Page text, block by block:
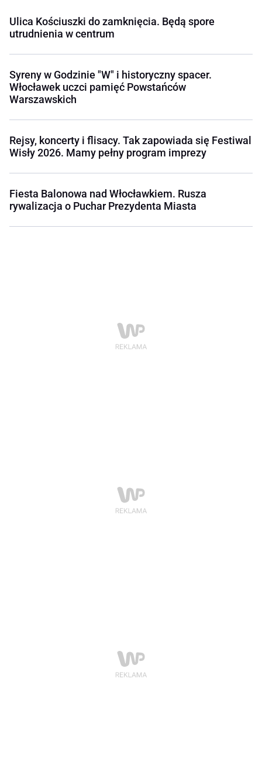
Ulica Kościuszki do zamknięcia. Będą spore
utrudnienia w centrum
Syreny w Godzinie "W" i historyczny spacer.
Włocławek uczci pamięć Powstańców
Warszawskich
Rejsy, koncerty i flisacy. Tak zapowiada się Festiwal
Wisły 2026. Mamy pełny program imprezy
Fiesta Balonowa nad Włocławkiem. Rusza
rywalizacja o Puchar Prezydenta Miasta